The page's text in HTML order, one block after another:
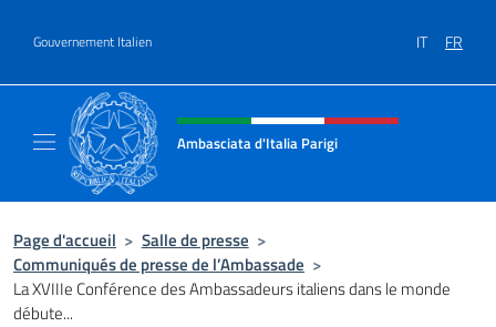
Gouvernement Italien IT FR
Site Web, social et en-tête de
Ambasciata d'Italia Parigi
Page d'accueil > Salle de presse >
Communiqués de presse de l’Ambassade >
La XVIIIe Conférence des Ambassadeurs italiens dans le monde
débute...